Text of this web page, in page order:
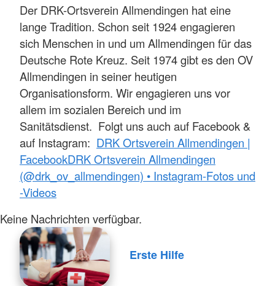
Der DRK-Ortsverein Allmendingen hat eine
lange Tradition. Schon seit 1924 engagieren
sich Menschen in und um Allmendingen für das
Deutsche Rote Kreuz. Seit 1974 gibt es den OV
Allmendingen in seiner heutigen
Organisationsform. Wir engagieren uns vor
allem im sozialen Bereich und im
Sanitätsdienst. Folgt uns auch auf Facebook &
auf Instagram: DRK Ortsverein Allmendingen |
FacebookDRK Ortsverein Allmendingen
(@drk_ov_allmendingen) • Instagram-Fotos und
-Videos
Keine Nachrichten verfügbar.
Erste Hilfe